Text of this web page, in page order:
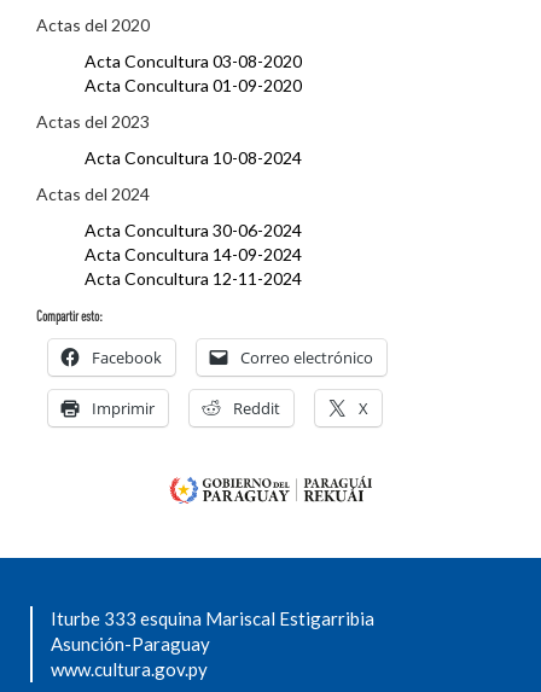
Actas del 2020
Acta Concultura 03-08-2020
Acta Concultura 01-09-2020
Actas del 2023
Acta Concultura 10-08-2024
Actas del 2024
Acta Concultura 30-06-2024
Acta Concultura 14-09-2024
Acta Concultura 12-11-2024
Compartir esto:
Facebook Correo electrónico
Imprimir Reddit X
Iturbe 333 esquina Mariscal Estigarribia
Asunción-Paraguay
www.cultura.gov.py